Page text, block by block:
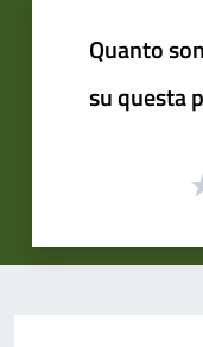
Quanto
su questa